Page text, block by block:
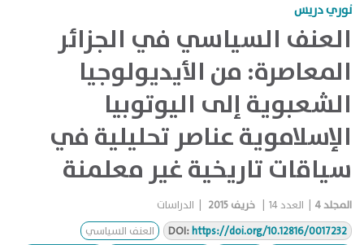
نوري دريس
​العنف السياسي في الجزائر
المعاصرة: من الأيديولوجيا
الشعبوية إلى اليوتوبيا
الإسلاموية عناصر تحليلية في
سياقات تاريخية غير معلمنة
المجلد4 العدد14 خريف 2015
الدراسات
DOI:https://doi.org/10.12816/0017232
العنف السياسي